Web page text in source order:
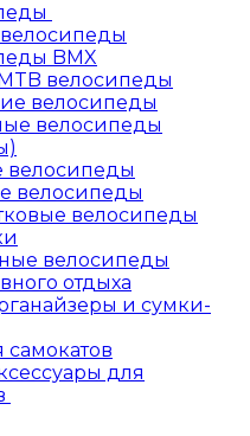
BMX
велосипеды
велосипеды
велосипеды
велосипеды
велосипеды
велосипеды
велосипеды
отдыха
и сумки-
самокатов
для